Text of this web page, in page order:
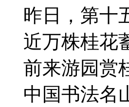
昨日，第十
近万株桂花
前来游园赏
中国书法名